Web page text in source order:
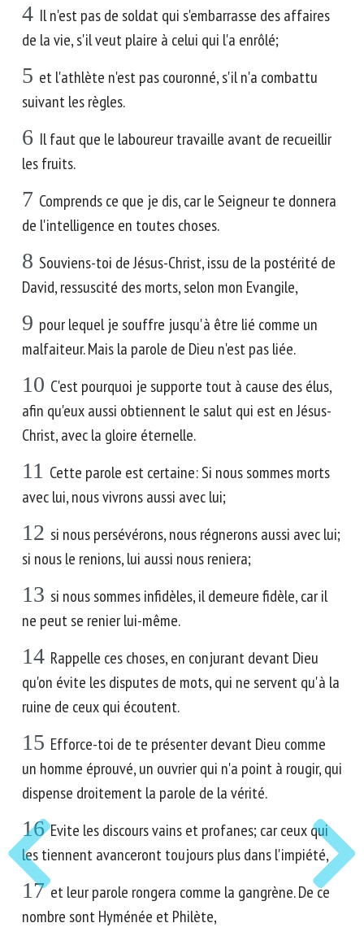
4 Il n'est pas de soldat qui s'embarrasse des affaires
de la vie, s'il veut plaire à celui qui l'a enrôlé;
5 et l'athlète n'est pas couronné, s'il n'a combattu
suivant les règles.
6 Il faut que le laboureur travaille avant de recueillir
les fruits.
7 Comprends ce que je dis, car le Seigneur te donnera
de l'intelligence en toutes choses.
8 Souviens-toi de Jésus-Christ, issu de la postérité de
David, ressuscité des morts, selon mon Evangile,
9 pour lequel je souffre jusqu'à être lié comme un
malfaiteur. Mais la parole de Dieu n'est pas liée.
10 C'est pourquoi je supporte tout à cause des élus,
afin qu'eux aussi obtiennent le salut qui est en Jésus-
Christ, avec la gloire éternelle.
11 Cette parole est certaine: Si nous sommes morts
avec lui, nous vivrons aussi avec lui;
12 si nous persévérons, nous régnerons aussi avec lui;
si nous le renions, lui aussi nous reniera;
13 si nous sommes infidèles, il demeure fidèle, car il
ne peut se renier lui-même.
14 Rappelle ces choses, en conjurant devant Dieu
qu'on évite les disputes de mots, qui ne servent qu'à la
ruine de ceux qui écoutent.
15 Efforce-toi de te présenter devant Dieu comme
un homme éprouvé, un ouvrier qui n'a point à rougir, qui
dispense droitement la parole de la vérité.
16 Evite les discours vains et profanes; car ceux qui
les tiennent avanceront toujours plus dans l'impiété,
17 et leur parole rongera comme la gangrène. De ce
nombre sont Hyménée et Philète,